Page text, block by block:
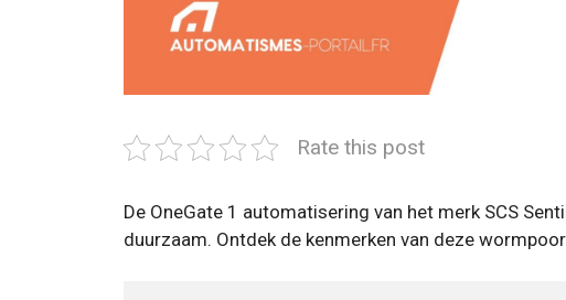
Rate this post
De OneGate 1 automatisering van het merk SCS
duurzaam. Ontdek de kenmerken van deze